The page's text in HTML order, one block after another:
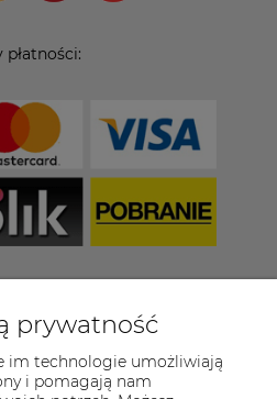
płatności:
CARAMEL
od poniedziałku do
8:00 - 16:00
prywatność
im technologie umożliwiają
i pomagają nam